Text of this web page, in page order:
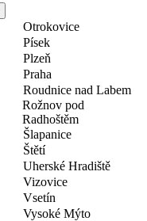
Otrokovice
Písek
Plzeň
Praha
Roudnice nad Labem
Rožnov pod
Radhoštěm
Šlapanice
Štětí
Uherské Hradiště
Vizovice
Vsetín
Vysoké Mýto